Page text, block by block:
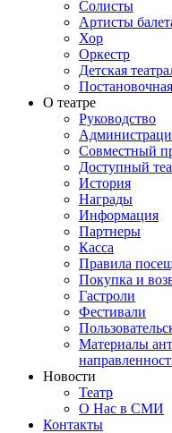
Солисты
Артисты
Хор
Оркестр
Детская
О театре
Руководство
Совместный
Доступный
История
Награды
Информация
Партнеры
Касса
Правила
Покупка и
Гастроли
Фестивали
Материалы
Новости
Театр
О Нас в СМИ
Контакты